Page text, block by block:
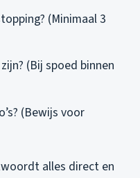
(Minimaal 3
(Bij spoed binnen
(Bewijs voor
alles direct en